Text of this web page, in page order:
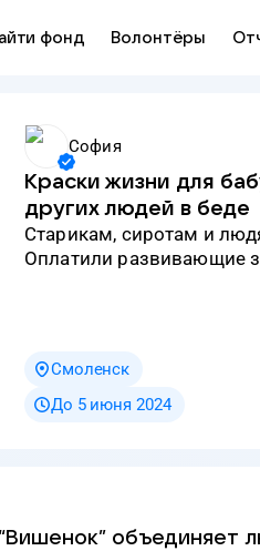
фонд Волонтёры
София
Краски жизни для
других людей в беде
старикам, сиротам и
Оплатили развивающие
Смоленск
До 5 июня 2024
объединяет